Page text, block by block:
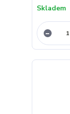
Skladem